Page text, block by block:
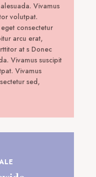
Vivamus
volutpat.
consectetur
arcu erat,
at s Donec
Vivamus suscipit
Vivamus
sed,